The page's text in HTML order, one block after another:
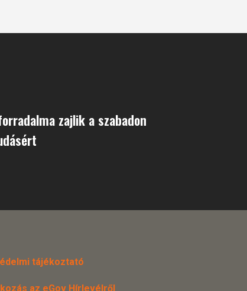
zajlik a szabadon
tájékoztató
az eGov Hírlevélről